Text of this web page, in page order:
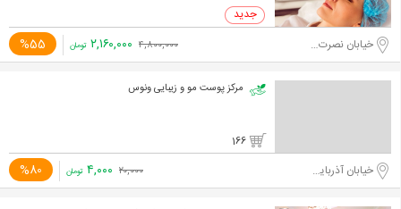
خیابان نصرت غربی %55 ۴,۸۰۰,۰۰۰ ۲,۱۶۰,۰۰۰ تومان
مرکز پوست مو و زیبایی ونوس
166
خیابان آذربایجان %80 ۲۰,۰۰۰ ۴,۰۰۰ تومان